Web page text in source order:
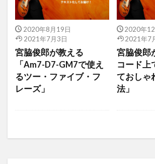
2020年8月19日
2021年7月3日
宮脇俊郎が教える
「Am7-D7-GM7で使え
るツー・ファイブ・フ
レーズ」
2020年
2021年7
宮脇俊郎
コード上
ておしゃ
法」